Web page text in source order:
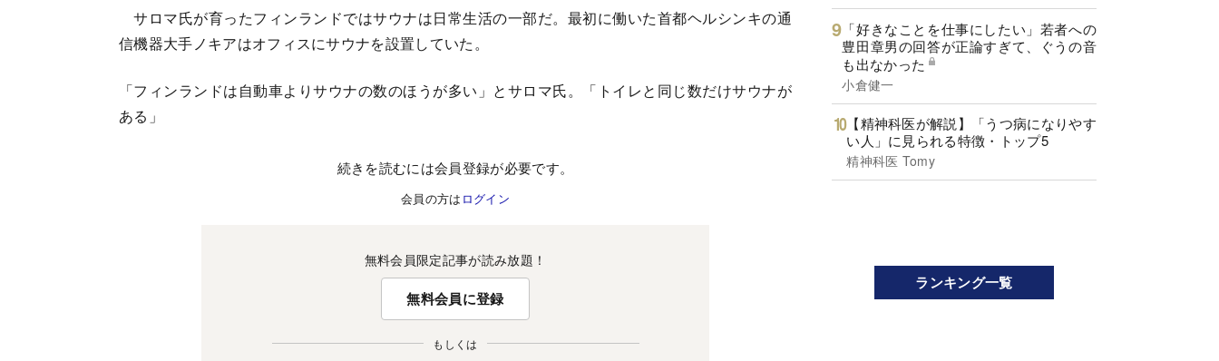
サロマ氏が育ったフィンランドではサウナは日常生活の一部だ。最初に働いた首都ヘルシンキの通
信機器大手ノキアはオフィスにサウナを設置していた。
「フィンランドは自動車よりサウナの数のほうが多い」とサロマ氏。「トイレと同じ数だけサウナが
ある」
続きを読むには会員登録が必要です。
会員の方は ログイン
無料会員限定記事が読み放題！
無料会員に登録
もしくは
「好きなことを仕事にしたい」若者への
豊田章男の回答が正論すぎて、ぐうの音
も出なかった
小倉健一
【精神科医が解説】「うつ病になりやす
い人」に見られる特徴・トップ5
精神科医 Tomy
ランキング一覧